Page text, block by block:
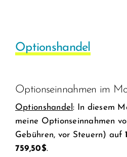
Optionshandel
Optionseinnahmen im
Optionshandel: In diesem
meine Optionseinnahmen
Gebühren, vor Steuern) auf
759,50$.